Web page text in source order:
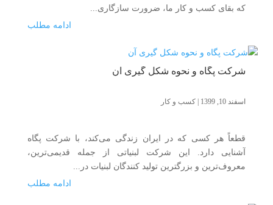
که بقای کسب و کار ما، ضرورت سازگاری...
ادامه مطلب
شرکت پگاه و نحوه شکل گیری آن
اسفند 10, 1399 کسب و کار
قطعاً هر کسی که در ایران زندگی می‌کند، با شرکت پگاه
آشنایی دارد. این شرکت لبنیاتی از جمله قدیمی‌ترین،
معروف‌ترین و بزرگترین تولید کنندگان لبنیات در...
ادامه مطلب